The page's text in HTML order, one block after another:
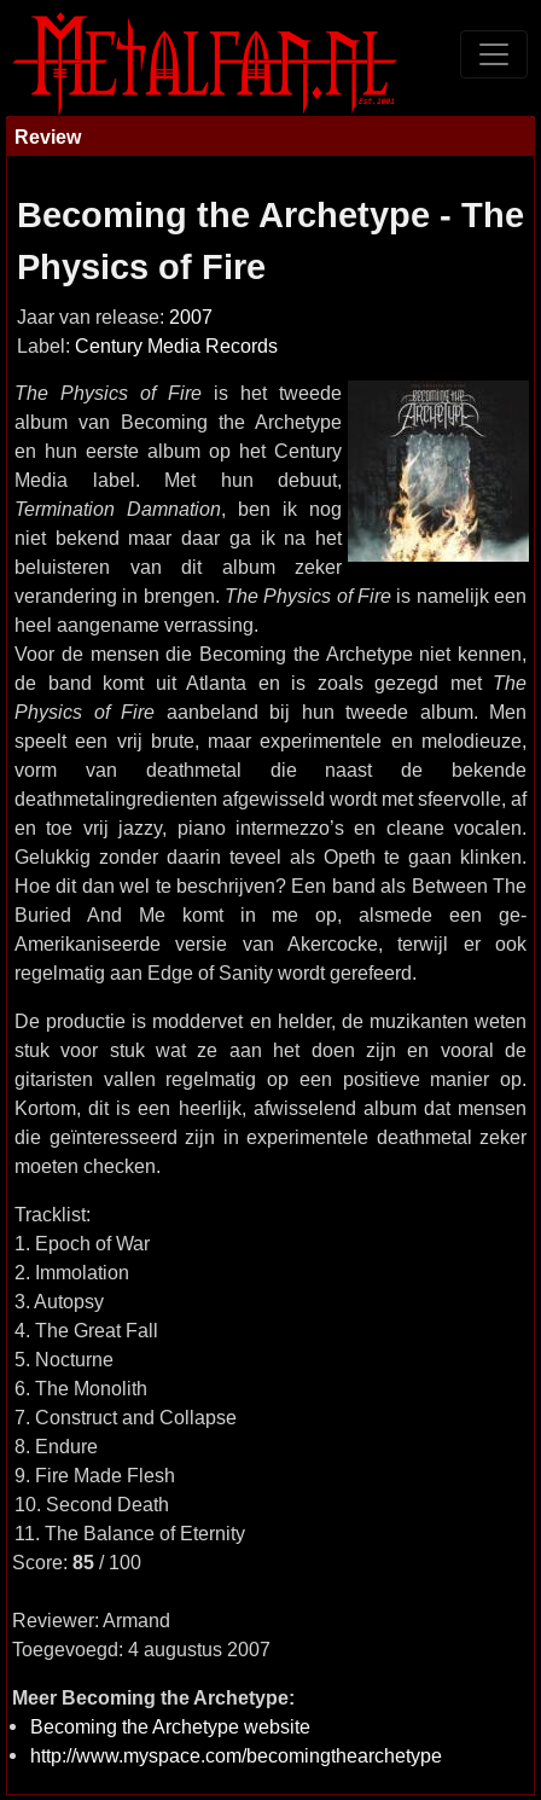
Review
Becoming the Archetype - The
Physics of Fire
Jaar van release: 2007
Label: Century Media Records
The Physics of Fire is het tweede
album van Becoming the Archetype
en hun eerste album op het Century
Media label. Met hun debuut,
Termination Damnation, ben ik nog
niet bekend maar daar ga ik na het
beluisteren van dit album zeker
verandering in brengen. The Physics of Fire is namelijk een
heel aangename verrassing.
Voor de mensen die Becoming the Archetype niet kennen,
de band komt uit Atlanta en is zoals gezegd met The
Physics of Fire aanbeland bij hun tweede album. Men
speelt een vrij brute, maar experimentele en melodieuze,
vorm van deathmetal die naast de bekende
deathmetalingredienten afgewisseld wordt met sfeervolle, af
en toe vrij jazzy, piano intermezzo’s en cleane vocalen.
Gelukkig zonder daarin teveel als Opeth te gaan klinken.
Hoe dit dan wel te beschrijven? Een band als Between The
Buried And Me komt in me op, alsmede een ge-
Amerikaniseerde versie van Akercocke, terwijl er ook
regelmatig aan Edge of Sanity wordt gerefeerd.
De productie is moddervet en helder, de muzikanten weten
stuk voor stuk wat ze aan het doen zijn en vooral de
gitaristen vallen regelmatig op een positieve manier op.
Kortom, dit is een heerlijk, afwisselend album dat mensen
die geïnteresseerd zijn in experimentele deathmetal zeker
moeten checken.
Tracklist:
1. Epoch of War
2. Immolation
3. Autopsy
4. The Great Fall
5. Nocturne
6. The Monolith
7. Construct and Collapse
8. Endure
9. Fire Made Flesh
10. Second Death
11. The Balance of Eternity
Score: 85 / 100
Reviewer: Armand
Toegevoegd: 4 augustus 2007
Meer Becoming the Archetype:
Becoming the Archetype website
http://www.myspace.com/becomingthearchetype